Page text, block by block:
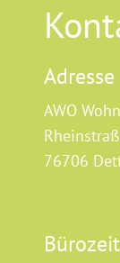
Adresse
AWO
76706